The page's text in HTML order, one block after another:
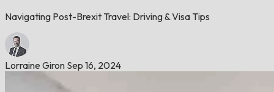
Navigating Post-Brexit Travel: Driving & Visa Tips
Lorraine Giron Sep 16, 2024